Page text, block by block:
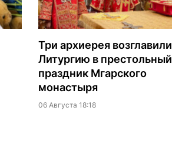
Три архиерея возглавили
Литургию в престольный
праздник Мгарского
монастыря
06 Августа 18:18